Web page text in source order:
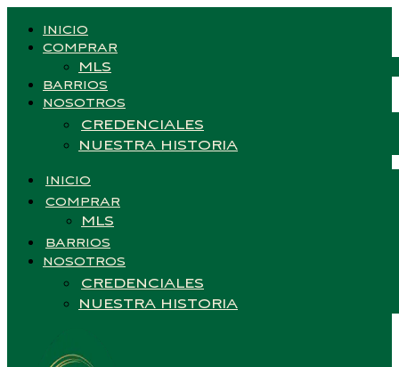
INICIO
COMPRAR
MLS
BARRIOS
NOSOTROS
CREDENCIALES
NUESTRA HISTORIA
INICIO
COMPRAR
MLS
BARRIOS
NOSOTROS
CREDENCIALES
NUESTRA HISTORIA